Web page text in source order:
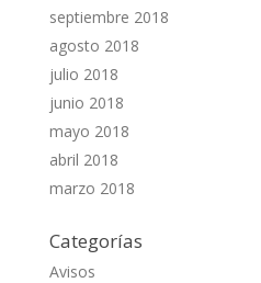
septiembre 2018
agosto 2018
julio 2018
junio 2018
mayo 2018
abril 2018
marzo 2018
Categorías
Avisos